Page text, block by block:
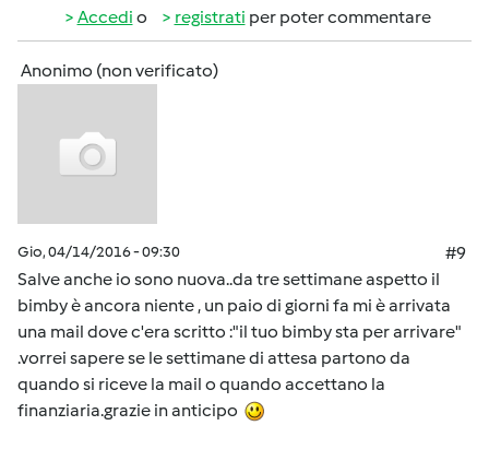
Accedi o registrati per poter commentare
Anonimo (non verificato)
Gio, 04/14/2016 - 09:30
#9
Salve anche io sono nuova..da tre settimane aspetto il
bimby è ancora niente , un paio di giorni fa mi è arrivata
una mail dove c'era scritto :"il tuo bimby sta per arrivare"
.vorrei sapere se le settimane di attesa partono da
quando si riceve la mail o quando accettano la
finanziaria.grazie in anticipo